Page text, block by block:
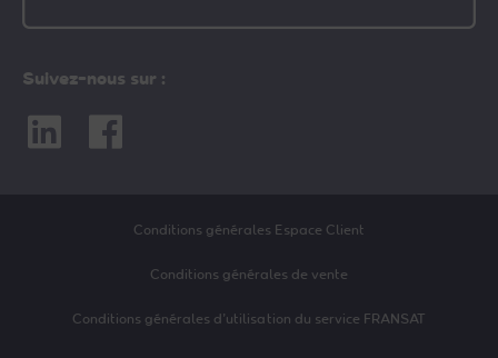
Suivez-nous sur :
Linkedin Facebook
Conditions générales Espace Client
Conditions générales de vente
Conditions générales d’utilisation du service FRANSAT